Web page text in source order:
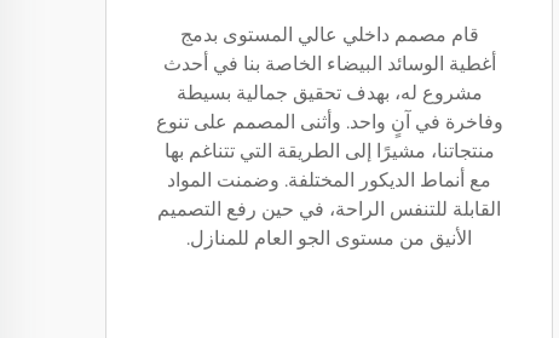
قام مصمم داخلي عالي المستوى بدمج
أغطية الوسائد البيضاء الخاصة بنا في أحدث
مشروع له، بهدف تحقيق جمالية بسيطة
وفاخرة في آنٍ واحد. وأثنى المصمم على تنوع
منتجاتنا، مشيرًا إلى الطريقة التي تتناغم بها
مع أنماط الديكور المختلفة. وضمنت المواد
القابلة للتنفس الراحة، في حين رفع التصميم
الأنيق من مستوى الجو العام للمنازل.